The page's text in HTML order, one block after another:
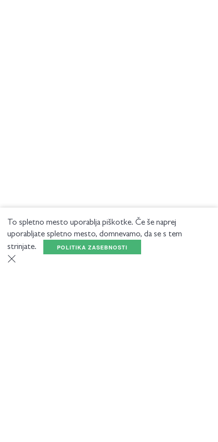
To spletno mesto uporablja piškotke. Če še naprej
uporabljate spletno mesto, domnevamo, da se s tem
strinjate.
POLITIKA ZASEBNOSTI